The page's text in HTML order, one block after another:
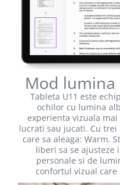
Mod lumina
Tableta U11 este
ochilor cu lumina
experienta vizuala
lucrati sau jucati. Cu
care sa aleaga: Warm,
liberi sa se
personale si de
confortul vizual